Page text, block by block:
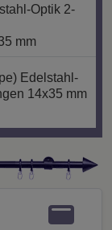
Optik 2-
mm
Edelstahl-
14x35 mm